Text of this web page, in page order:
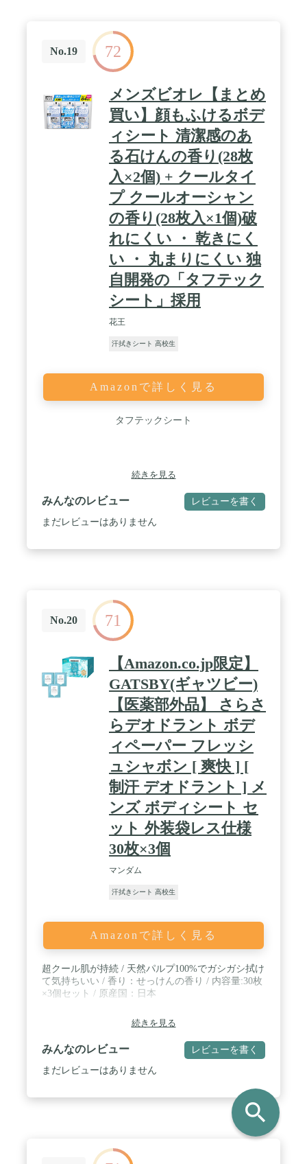
No.19 72
メンズビオレ【まとめ
買い】顔もふけるボデ
ィシート 清潔感のあ
る石けんの香り(28枚
入×2個) + クールタイ
プ クールオーシャン
の香り(28枚入×1個)破
れにくい ・ 乾きにく
い ・ 丸まりにくい 独
自開発の「タフテック
シート」採用
花王
汗拭きシート 高校生
Amazonで詳しく見る
タフテックシート
続きを見る
みんなのレビュー レビューを書く
まだレビューはありません
No.20 71
【Amazon.co.jp限定】
GATSBY(ギャツビー)
【医薬部外品】 さらさ
らデオドラント ボデ
ィペーパー フレッシ
ュシャボン [ 爽快 ] [
制汗 デオドラント ] メ
ンズ ボディシート セ
ット 外装袋レス仕様
30枚×3個
マンダム
汗拭きシート 高校生
Amazonで詳しく見る
超クール肌が持続 / 天然パルプ100%でガシガシ拭け
て気持ちいい / 香り：せっけんの香り / 内容量:30枚
×3個セット / 原産国：日本
続きを見る
みんなのレビュー レビューを書く
まだレビューはありません
search